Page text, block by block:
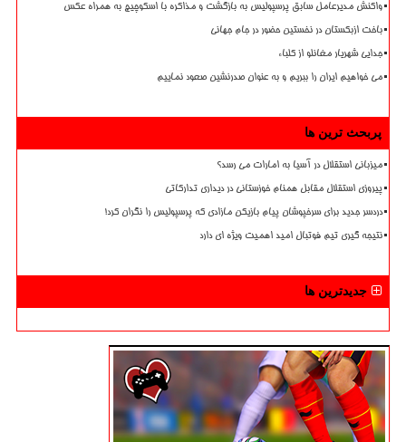
واکنش مدیرعامل سابق پرسپولیس به بازگشت و مذاکره با اسکوچیچ به همراه عکس
باخت ازبکستان در نخستین حضور در جام جهانی
جدایی شهریار مغانلو از کلباء
می خواهیم ایران را ببریم و به عنوان صدرنشین صعود نماییم
پربحث ترین ها
میزبانی استقلال در آسیا به امارات می رسد؟
پیروزی استقلال مقابل همنام خوزستانی در دیداری تدارکاتی
دردسر جدید برای سرخپوشان پیام بازیکن مازادی که پرسپولیس را نگران کرد!
نتیجه گیری تیم فوتبال امید اهمیت ویژه ای دارد
جدیدترین ها